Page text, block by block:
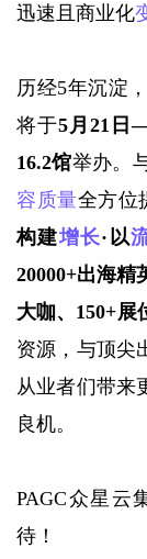
迅速且商业化
历经5年沉淀
将于5月21日
16.2馆举办。
容质量全方位
构建增长·以
20000+出海精
大咖、150+展
资源，与顶尖
从业者们带来
良机。
PAGC众星云
待！